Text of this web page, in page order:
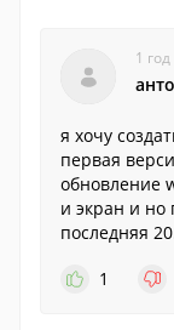
1
я хочу
первая
обновление
и экран и но
последняя
1